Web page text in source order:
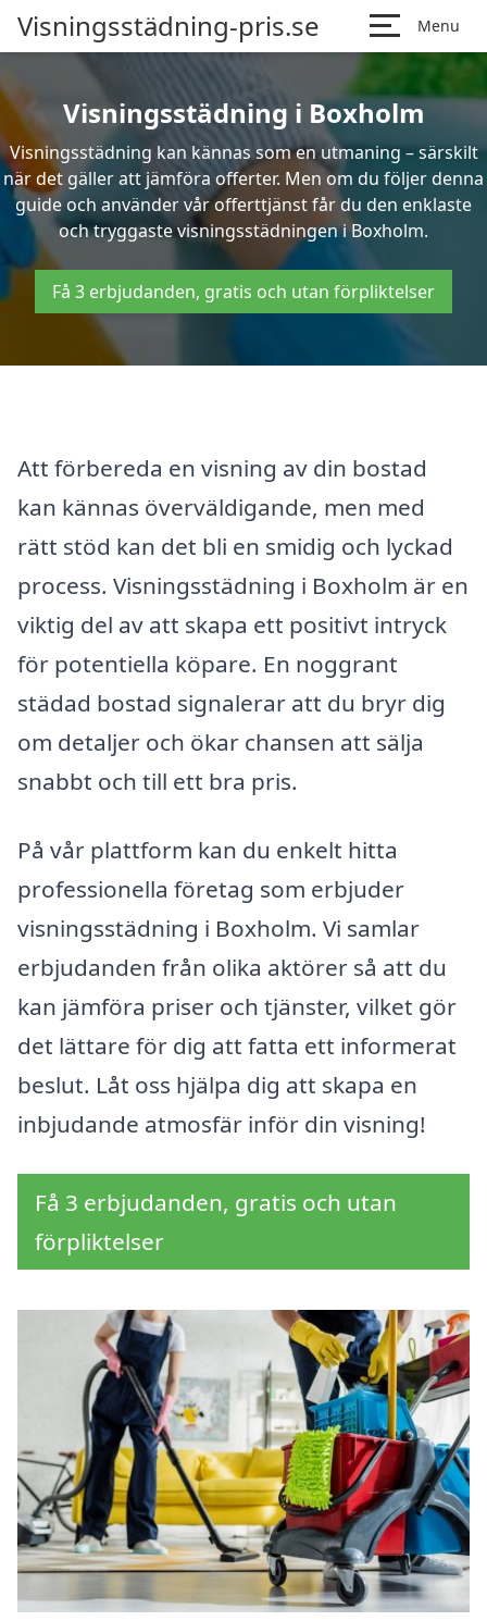
Visningsstädning-pris.se Menu
Visningsstädning i Boxholm
Visningsstädning kan kännas som en utmaning – särskilt
när det gäller att jämföra offerter. Men om du följer denna
guide och använder vår offerttjänst får du den enklaste
och tryggaste visningsstädningen i Boxholm.
Få 3 erbjudanden, gratis och utan förpliktelser
Att förbereda en visning av din bostad
kan kännas överväldigande, men med
rätt stöd kan det bli en smidig och lyckad
process. Visningsstädning i Boxholm är en
viktig del av att skapa ett positivt intryck
för potentiella köpare. En noggrant
städad bostad signalerar att du bryr dig
om detaljer och ökar chansen att sälja
snabbt och till ett bra pris.
På vår plattform kan du enkelt hitta
professionella företag som erbjuder
visningsstädning i Boxholm. Vi samlar
erbjudanden från olika aktörer så att du
kan jämföra priser och tjänster, vilket gör
det lättare för dig att fatta ett informerat
beslut. Låt oss hjälpa dig att skapa en
inbjudande atmosfär inför din visning!
Få 3 erbjudanden, gratis och utan
förpliktelser